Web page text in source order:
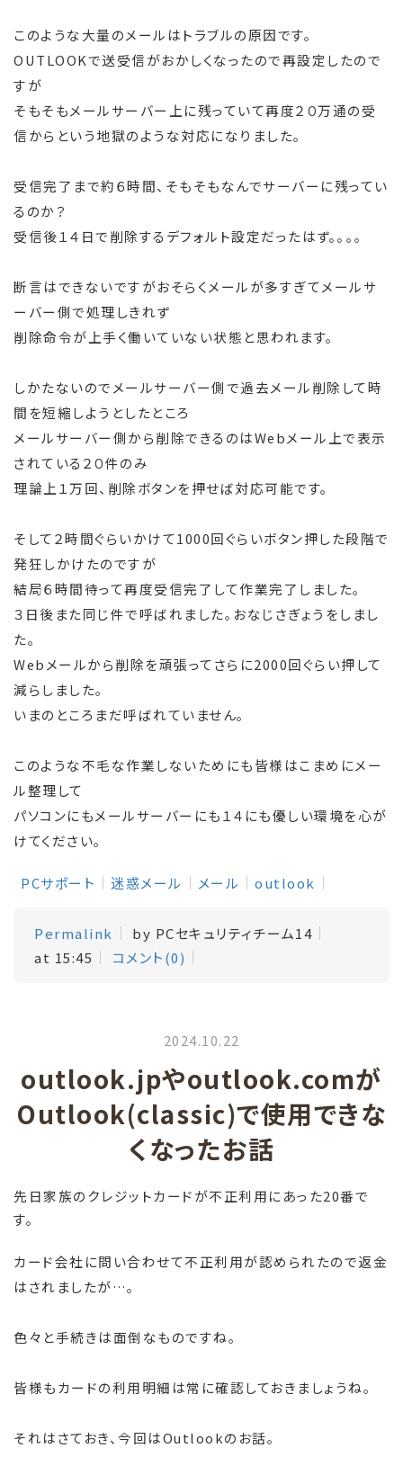
このような大量のメールはトラブルの原因です。
OUTLOOKで送受信がおかしくなったので再設定したので
すが
そもそもメールサーバー上に残っていて再度２０万通の受
信からという地獄のような対応になりました。
受信完了まで約６時間、そもそもなんでサーバーに残ってい
るのか？
受信後１４日で削除するデフォルト設定だったはず。。。。
断言はできないですがおそらくメールが多すぎてメールサ
ーバー側で処理しきれず
削除命令が上手く働いていない状態と思われます。
しかたないのでメールサーバー側で過去メール削除して時
間を短縮しようとしたところ
メールサーバー側から削除できるのはWebメール上で表示
されている２０件のみ
理論上１万回、削除ボタンを押せば対応可能です。
そして２時間ぐらいかけて1000回ぐらいボタン押した段階で
発狂しかけたのですが
結局６時間待って再度受信完了して作業完了しました。
３日後また同じ件で呼ばれました。おなじさぎょうをしまし
た。
Webメールから削除を頑張ってさらに2000回ぐらい押して
減らしました。
いまのところまだ呼ばれていません。
このような不毛な作業しないためにも皆様はこまめにメー
ル整理して
パソコンにもメールサーバーにも１４にも優しい環境を心が
けてください。
PCサポート 迷惑メール メール outlook
Permalink
by PCセキュリティチーム14
at 15:45
コメント(0)
2024.10.22
outlook.jpやoutlook.comが
Outlook(classic)で使用できな
くなったお話
先日家族のクレジットカードが不正利用にあった20番で
す。
カード会社に問い合わせて不正利用が認められたので返金
はされましたが…。
色々と手続きは面倒なものですね。
皆様もカードの利用明細は常に確認しておきましょうね。
それはさておき、今回はOutlookのお話。